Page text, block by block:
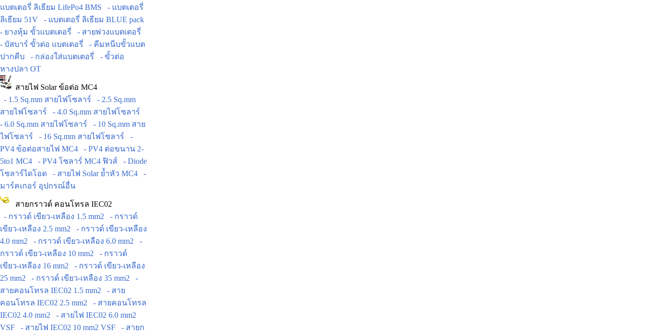
แบตเตอรี่ ลิเธียม LifePo4 BMS
- แบตเตอรี่
ลิเธียม 51V
- แบตเตอรี่ ลิเธียม BLUE pack
- ยางหุ้ม ขั้วแบตเตอรี่
- สายพ่วงแบตเตอรี่
- บัสบาร์ ขั้วต่อ แบตเตอรี่
- คีมหนีบขั้วแบต
ปากคีบ
- กล่องใส่แบตเตอรี่
- ขั้วต่อ
หางปลา OT
สายไฟ Solar ข้อต่อ MC4
- 1.5 Sq.mm สายไฟโซลาร์
- 2.5 Sq.mm
สายไฟโซลาร์
- 4.0 Sq.mm สายไฟโซลาร์
- 6.0 Sq.mm สายไฟโซลาร์
- 10 Sq.mm สาย
ไฟโซลาร์
- 16 Sq.mm สายไฟโซลาร์
-
PV4 ข้อต่อสายไฟ MC4
- PV4 ต่อขนาน 2-
5to1 MC4
- PV4 โซลาร์ MC4 ฟิวส์
- Diode
โซลาร์ไดโอด
- สายไฟ Solar ย้ำหัว MC4
-
มาร์คเกอร์ อุปกรณ์อื่น
สายกราวด์ คอนโทรล IEC02
- กราวด์ เขียว-เหลือง 1.5 mm2
- กราวด์
เขียว-เหลือง 2.5 mm2
- กราวด์ เขียว-เหลือง
4.0 mm2
- กราวด์ เขียว-เหลือง 6.0 mm2
-
กราวด์ เขียว-เหลือง 10 mm2
- กราวด์
เขียว-เหลือง 16 mm2
- กราวด์ เขียว-เหลือง
25 mm2
- กราวด์ เขียว-เหลือง 35 mm2
-
สายคอนโทรล IEC02 1.5 mm2
- สาย
คอนโทรล IEC02 2.5 mm2
- สายคอนโทรล
IEC02 4.0 mm2
- สายไฟ IEC02 6.0 mm2
VSF
- สายไฟ IEC02 10 mm2 VSF
- สายก